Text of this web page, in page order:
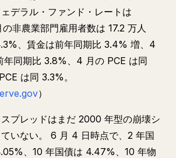
デラル・ファンド・レートは
非農業部門雇用者数は 17.2 万人
、賃金は前年同期比 3.4% 増、4
年同期比 3.8%、4 月の PCE は同
は同 3.3%。
）
プレッドはまだ 2000 年型の崩壊シ
いない。 6 月 4 日時点で、2 年国
、10 年国債は 4.47%、10 年物